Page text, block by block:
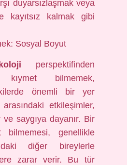
duyarsızlaşmak veya
kayıtsız kalmak gibi
Sosyal Boyut
perspektifinden
kıymet bilmemek,
önemli bir yer
etkileşimler,
ve saygıya dayanır. Bir
bilmemesi, genellikle
diğer bireylerle
zarar verir. Bu tür